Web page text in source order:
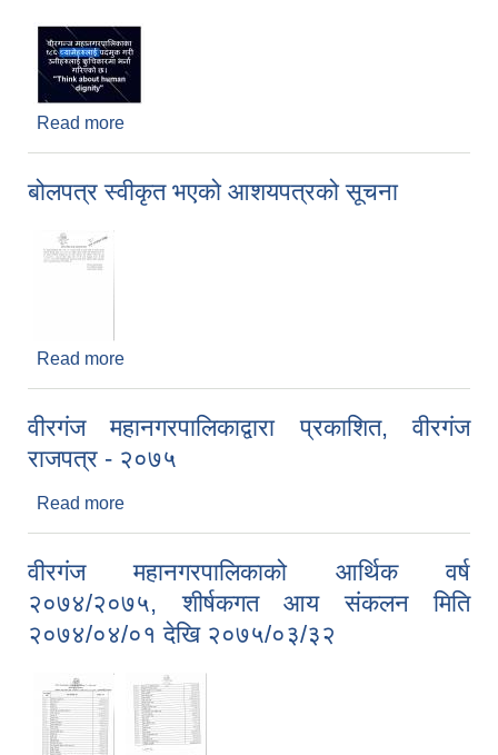
Read more
बोलपत्र स्वीकृत भएको आशयपत्रको सूचना
Read more
वीरगंज महानगरपालिकाद्वारा प्रकाशित, वीरगंज
राजपत्र - २०७५
Read more
वीरगंज महानगरपालिकाको आर्थिक वर्ष
२०७४/२०७५, शीर्षकगत आय संकलन मिति
२०७४/०४/०१ देखि २०७५/०३/३२